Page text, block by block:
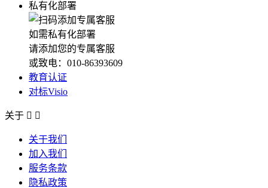
私有化部署
如需私有化部署
请添加您的专属客服
或致电：010-86393609
教育认证
对标Visio
关于  
关于我们
加入我们
服务条款
隐私政策